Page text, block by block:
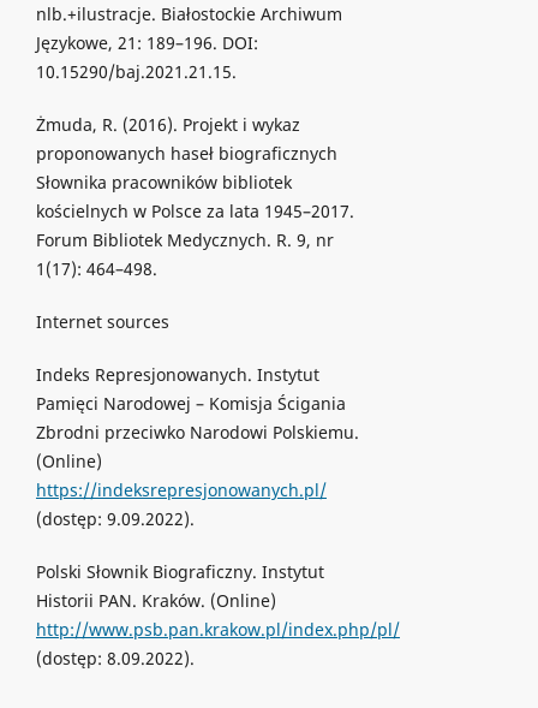
nlb.+ilustracje. Białostockie Archiwum
Językowe, 21: 189–196. DOI:
10.15290/baj.2021.21.15.
Żmuda, R. (2016). Projekt i wykaz
proponowanych haseł biograficznych
Słownika pracowników bibliotek
kościelnych w Polsce za lata 1945–2017.
Forum Bibliotek Medycznych. R. 9, nr
1(17): 464–498.
Internet sources
Indeks Represjonowanych. Instytut
Pamięci Narodowej – Komisja Ścigania
Zbrodni przeciwko Narodowi Polskiemu.
(Online)
https://indeksrepresjonowanych.pl/
(dostęp: 9.09.2022).
Polski Słownik Biograficzny. Instytut
Historii PAN. Kraków. (Online)
http://www.psb.pan.krakow.pl/index.php/pl/
(dostęp: 8.09.2022).